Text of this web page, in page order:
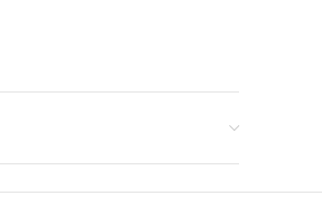
de la date de validité.